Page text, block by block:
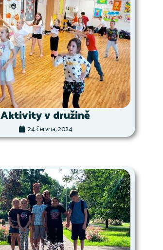
Aktivity v družině
24 června, 2024